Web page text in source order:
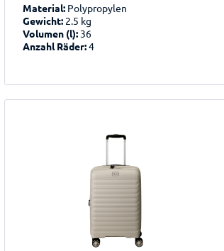
Material: Polypropylen
Gewicht: 2.5 kg
Volumen (l): 36
Anzahl Räder:4